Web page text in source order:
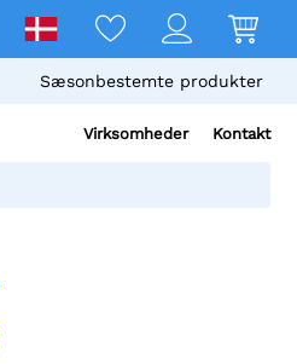
Sæsonbestemte produkter
Virksomheder Kontakt